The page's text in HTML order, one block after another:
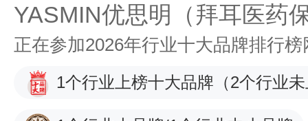
YASMIN优思明（拜耳医药
正在参加2026年行业十大品牌排行
1个行业上榜十大品牌 （2个行业